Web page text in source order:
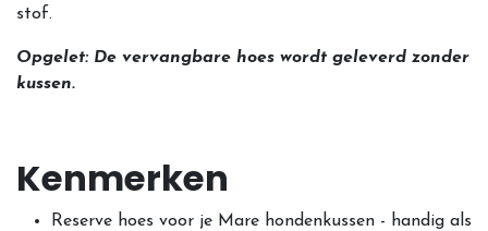
stof.
Opgelet: De vervangbare hoes wordt geleverd zonder
kussen.
Kenmerken
Reserve hoes voor je Mare hondenkussen - handig als